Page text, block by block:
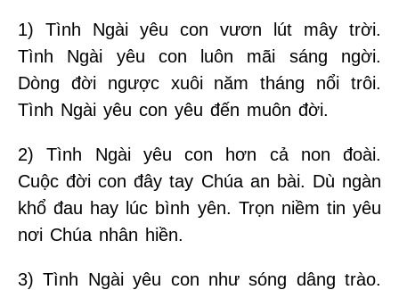
1) Tình Ngài yêu con vươn lút mây trời.
Tình Ngài yêu con luôn mãi sáng ngời.
Dòng đời ngược xuôi năm tháng nổi trôi.
Tình Ngài yêu con yêu đến muôn đời.
2) Tình Ngài yêu con hơn cả non đoài.
Cuộc đời con đây tay Chúa an bài. Dù ngàn
khổ đau hay lúc bình yên. Trọn niềm tin yêu
nơi Chúa nhân hiền.
3) Tình Ngài yêu con như sóng dâng trào.